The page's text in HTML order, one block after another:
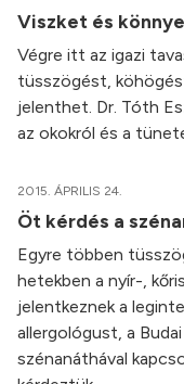
Viszket és
Végre itt az igazi
tüsszögést,
jelenthet. Dr. Tóth
az okokról és a
2015. ÁPRILIS 24.
Öt kérdés a
Egyre többen
hetekben a nyír-,
jelentkeznek a
allergológust, a
szénanáthával